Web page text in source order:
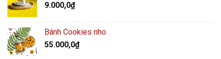
9.000,0₫
Bánh Cookies nho
55.000,0₫